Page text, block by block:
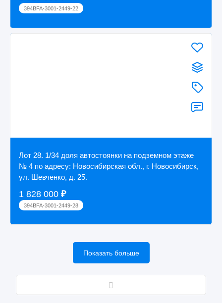
394BFA-3001-2449-22
Лот 28. 1/34 доля автостоянки на подземном этаже
№ 4 по адресу: Новосибирская обл., г. Новосибирск,
ул. Шевченко, д. 25.
1 828 000 ₽
394BFA-3001-2449-28
Показать больше